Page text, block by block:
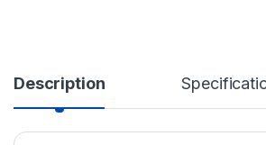
Description